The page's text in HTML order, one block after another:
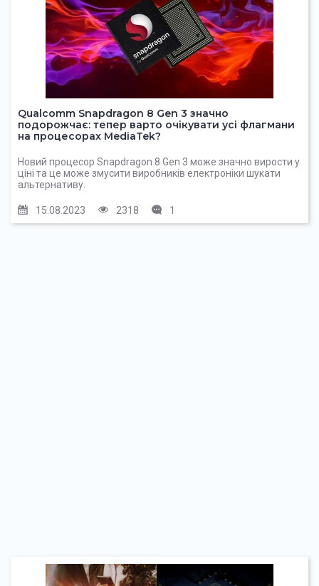
Qualcomm Snapdragon 8 Gen 3 значно
подорожчає: тепер варто очікувати усі флагмани
на процесорах MediaTek?
Новий процесор Snapdragon 8 Gen 3 може значно вирости у
ціні та це може змусити виробників електроніки шукати
альтернативу.
15.08.2023 2318 1